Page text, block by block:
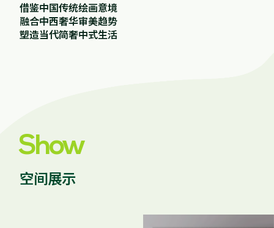
借鉴中国传统绘画意境
融合中西奢华审美趋势
塑造当代简奢中式生活
Show
空间展示